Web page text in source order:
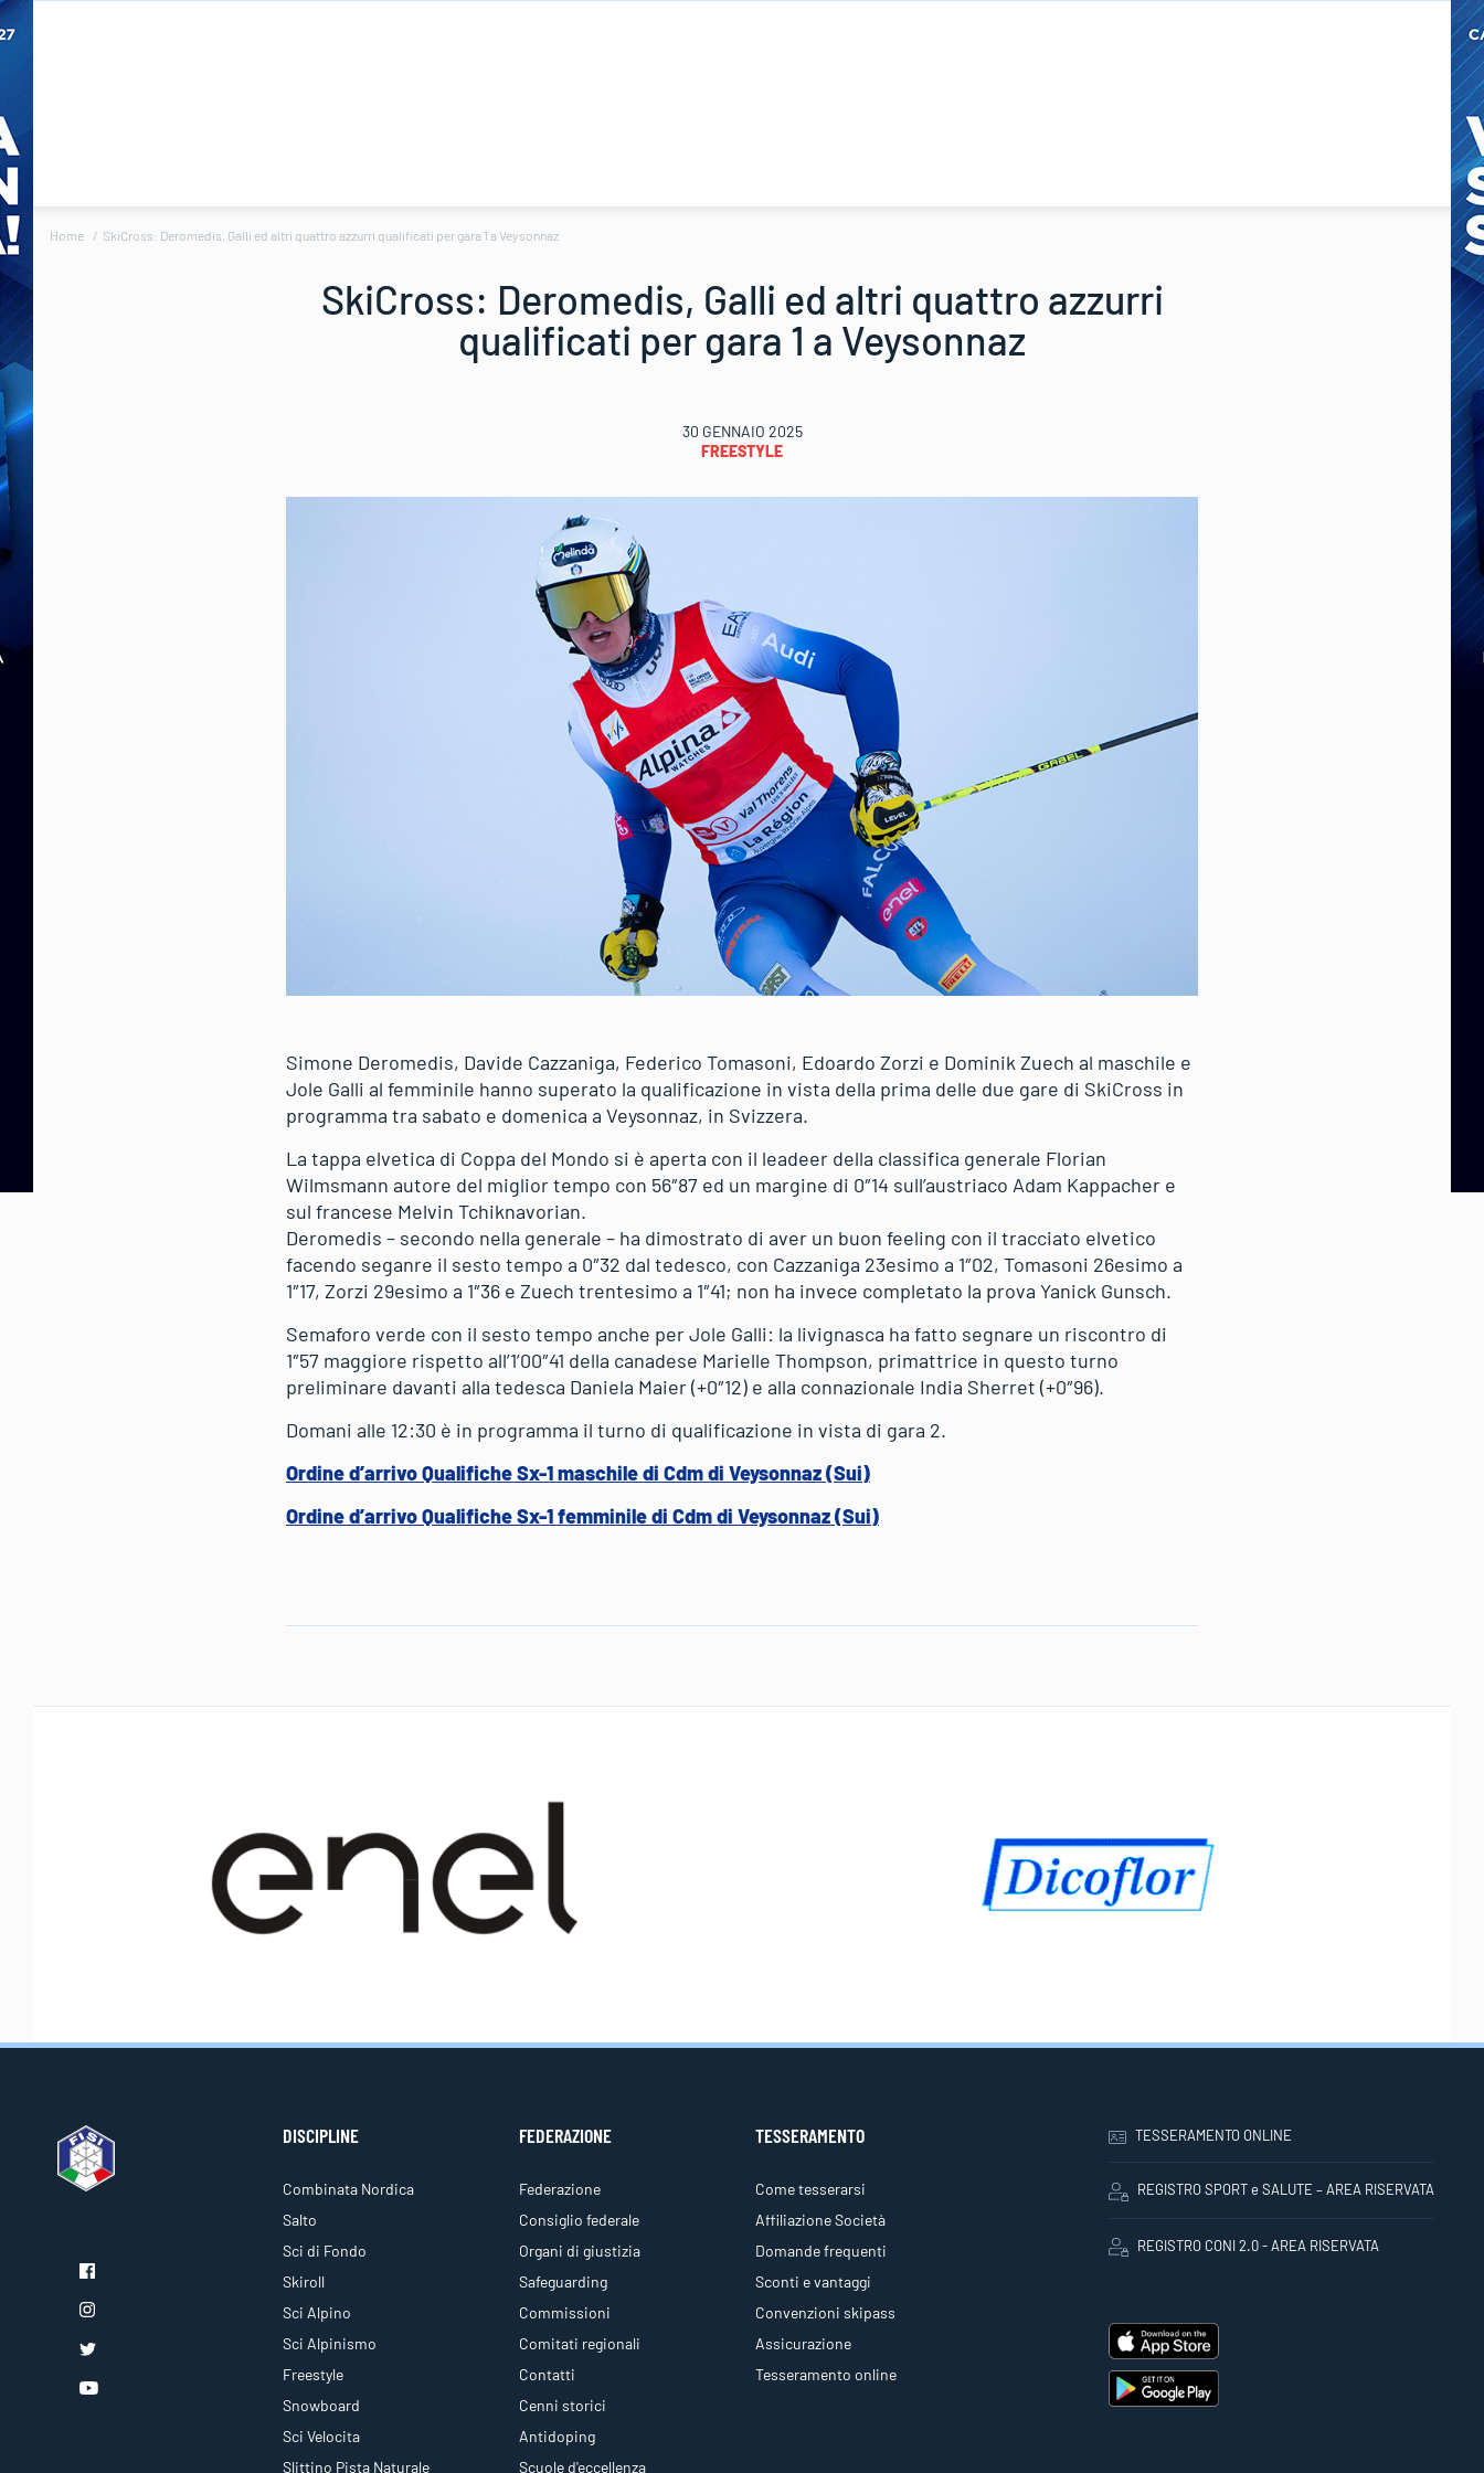
Home SkiCross: Deromedis, Galli ed altri quattro azzurri qualificati per gara 1 a Veysonnaz
SkiCross: Deromedis, Galli ed altri quattro azzurri
qualificati per gara 1 a Veysonnaz
30 GENNAIO 2025
FREESTYLE
Simone Deromedis, Davide Cazzaniga, Federico Tomasoni, Edoardo Zorzi e Dominik Zuech al maschile e
Jole Galli al femminile hanno superato la qualificazione in vista della prima delle due gare di SkiCross in
programma tra sabato e domenica a Veysonnaz, in Svizzera.
La tappa elvetica di Coppa del Mondo si è aperta con il leadeer della classifica generale Florian
Wilmsmann autore del miglior tempo con 56″87 ed un margine di 0″14 sull’austriaco Adam Kappacher e
sul francese Melvin Tchiknavorian.
Deromedis – secondo nella generale – ha dimostrato di aver un buon feeling con il tracciato elvetico
facendo seganre il sesto tempo a 0″32 dal tedesco, con Cazzaniga 23esimo a 1″02, Tomasoni 26esimo a
1″17, Zorzi 29esimo a 1″36 e Zuech trentesimo a 1″41; non ha invece completato la prova Yanick Gunsch.
Semaforo verde con il sesto tempo anche per Jole Galli: la livignasca ha fatto segnare un riscontro di
1″57 maggiore rispetto all’1’00″41 della canadese Marielle Thompson, primattrice in questo turno
preliminare davanti alla tedesca Daniela Maier (+0″12) e alla connazionale India Sherret (+0″96).
Domani alle 12:30 è in programma il turno di qualificazione in vista di gara 2.
Ordine d’arrivo Qualifiche Sx-1 maschile di Cdm di Veysonnaz (Sui)
Ordine d’arrivo Qualifiche Sx-1 femminile di Cdm di Veysonnaz (Sui)
DISCIPLINE
Combinata Nordica
Salto
Sci di Fondo
Skiroll
Sci Alpino
Sci Alpinismo
Freestyle
Snowboard
Sci Velocita
Slittino Pista Naturale
FEDERAZIONE
Federazione
Consiglio federale
Organi di giustizia
Safeguarding
Commissioni
Comitati regionali
Contatti
Cenni storici
Antidoping
Scuole d'eccellenza
TESSERAMENTO
Come tesserarsi
Affiliazione Società
Domande frequenti
Sconti e vantaggi
Convenzioni skipass
Assicurazione
Tesseramento online
TESSERAMENTO ONLINE
REGISTRO SPORT e SALUTE – AREA RISERVATA
REGISTRO CONI 2.0 - AREA RISERVATA